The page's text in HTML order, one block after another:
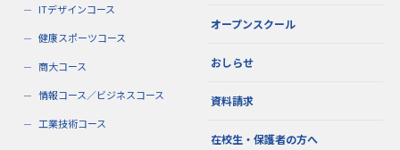
ITデザインコース
健康スポーツコース
商大コース
情報コース／ビジネスコース
工業技術コース
オープンスクール
おしらせ
資料請求
在校生・保護者の方へ